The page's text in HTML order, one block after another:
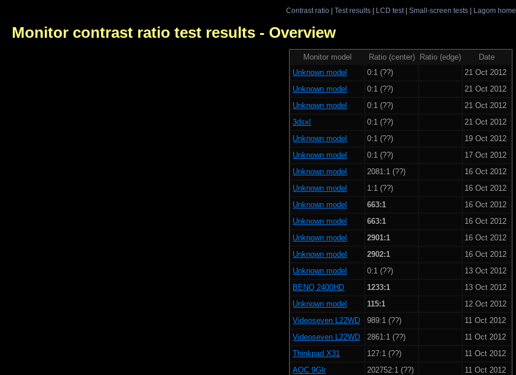
Contrast ratio| Test results| LCD test| Small-screen tests| Lagom home
Monitor contrast ratio test results - Overview
Monitor model Ratio (center) Ratio (edge)
Date
Unknown model
0:1 (??)
21 Oct 2012
Unknown model
0:1 (??)
21 Oct 2012
Unknown model
0:1 (??)
21 Oct 2012
3dsxl
0:1 (??)
21 Oct 2012
Unknown model
0:1 (??)
19 Oct 2012
Unknown model
0:1 (??)
17 Oct 2012
Unknown model
2081:1 (??)
16 Oct 2012
Unknown model
1:1 (??)
16 Oct 2012
Unknown model
663:1
16 Oct 2012
Unknown model
663:1
16 Oct 2012
Unknown model
2901:1
16 Oct 2012
Unknown model
2902:1
16 Oct 2012
Unknown model
0:1 (??)
13 Oct 2012
BENQ 2400HD
1233:1
13 Oct 2012
Unknown model
115:1
12 Oct 2012
Videoseven L22WD
989:1 (??)
11 Oct 2012
Videoseven L22WD
2861:1 (??)
11 Oct 2012
Thinkpad X31
127:1 (??)
11 Oct 2012
AOC 9Glr
202752:1 (??)
11 Oct 2012